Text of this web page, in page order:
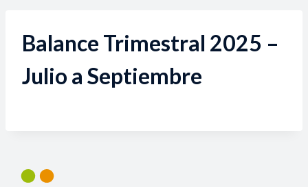
Balance Trimestral 2025 –
Julio a Septiembre